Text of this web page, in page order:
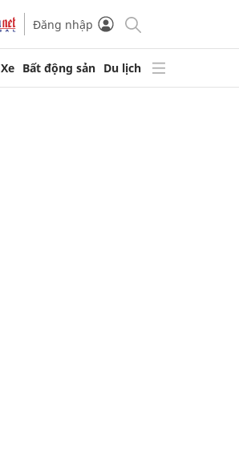
Đăng nhập
Xe Bất động sản Du lịch